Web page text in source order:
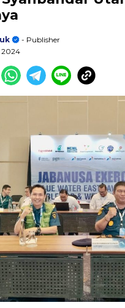
- Publisher
2024